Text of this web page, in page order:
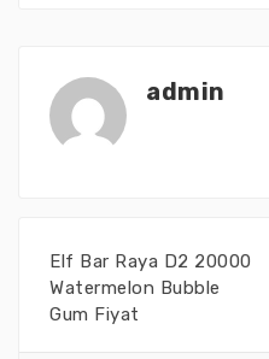
admin
Elf Bar Raya D2 20000
Watermelon Bubble
Gum Fiyat